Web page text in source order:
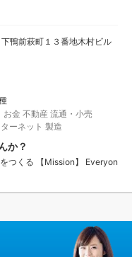
鴨前萩町１３番地木村ビル
お金 不動産 流通・小売
ーネット 製造
か？
つくる 【Mission】 Everyon